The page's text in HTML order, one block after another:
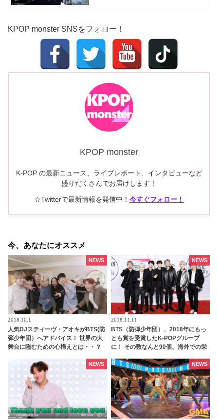
KPOP monster SNSをフォロー！
KPOP monster
K-POP の最新ニュース、ライブレポート、インタビューなど
盛りだくさんでお届けします！
☆Twitterで最新情報を発信中！ 今すぐフォロー！
今、あなたにオススメ
2018.10.1
人気DJスティーヴ・アオキがBTS(防
弾少年団）へアドバイス！ 世界の大
舞台に臨むための心構えとは・・？
NEWS
2018.11.11
BTS（防弾少年団）、2018年にもっ
とも賞を受賞したK-POPグループ
に！ その数なんと90個、海外での栄
NEWS
NEWS NEWS